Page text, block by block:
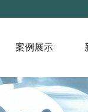
案例展示